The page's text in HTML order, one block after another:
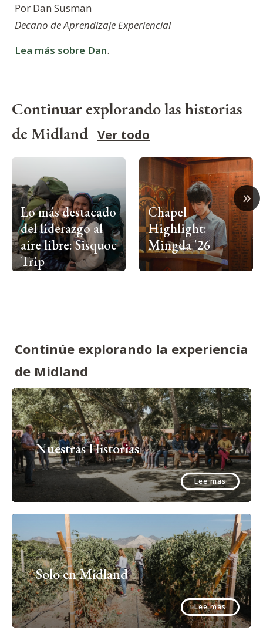
Por Dan Susman
Decano de Aprendizaje Experiencial
Lea más sobre Dan.
»
Continuar explorando las historias
de Midland Ver todo
Lo más destacado
del liderazgo al
aire libre: Sisquoc
Trip
Chapel
Highlight:
Mingda '26
Continúe explorando la experiencia
de Midland
Nuestras Historias
Lee mas
Solo en Midland
Lee mas